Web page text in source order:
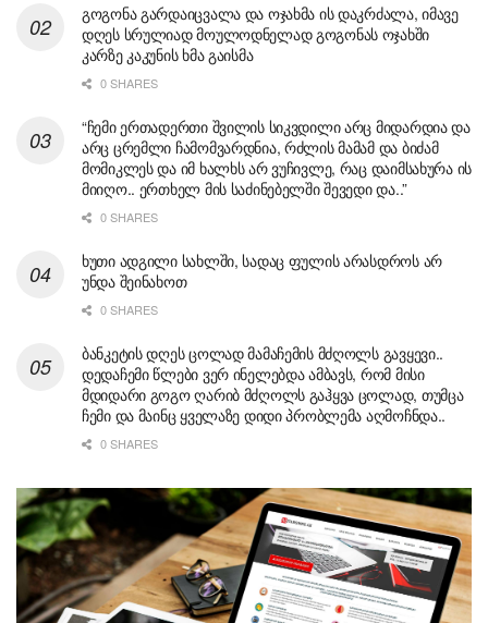
გოგონა გარდაიცვალა და ოჯახმა ის დაკრძალა, იმავე
დღეს სრულიად მოულოდნელად გოგონას ოჯახში
კარზე კაკუნის ხმა გაისმა
0 SHARES
“ჩემი ერთადერთი შვილის სიკვდილი არც მიდარდია და
არც ცრემლი ჩამომვარდნია, რძლის მამამ და ბიძამ
მომიკლეს და იმ ხალხს არ ვუჩივლე, რაც დაიმსახურა ის
მიიღო.. ერთხელ მის საძინებელში შევედი და..”
0 SHARES
ხუთი ადგილი სახლში, სადაც ფულის არასდროს არ
უნდა შეინახოთ
0 SHARES
ბანკეტის დღეს ცოლად მამაჩემის მძღოლს გავყევი..
დედაჩემი წლები ვერ ინელებდა ამბავს, რომ მისი
მდიდარი გოგო ღარიბ მძღოლს გაჰყვა ცოლად, თუმცა
ჩემი და მაინც ყველაზე დიდი პრობლემა აღმოჩნდა..
0 SHARES